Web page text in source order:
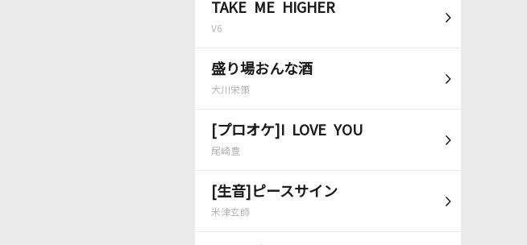
TAKE ME HIGHER
V6
盛り場おんな酒
大川栄策
[プロオケ]I LOVE YOU
尾崎豊
[生音]ピースサイン
米津玄師